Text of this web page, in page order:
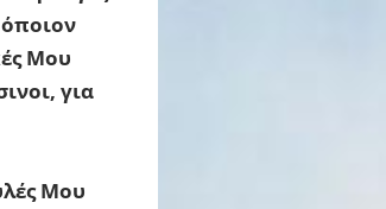
Μου
για
Μου